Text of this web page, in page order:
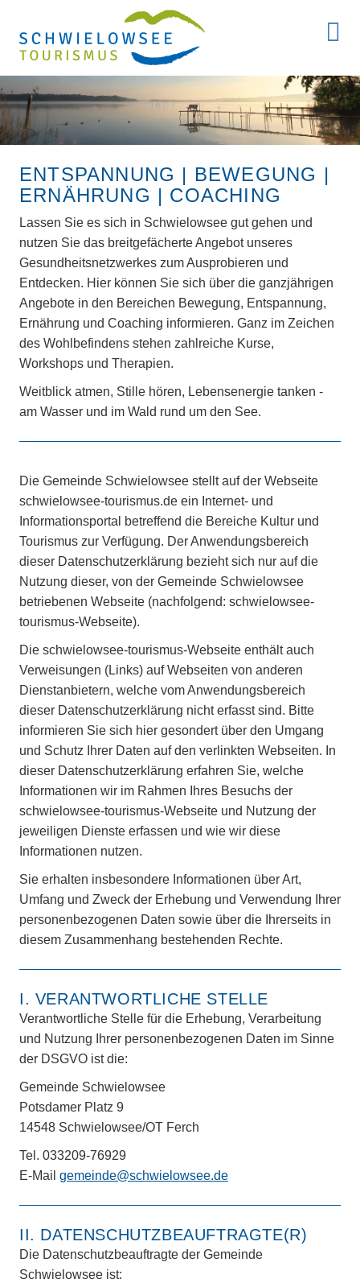
ENTSPANNUNG | BEWEGUNG |
ERNÄHRUNG | COACHING
Lassen Sie es sich in Schwielowsee gut gehen und
nutzen Sie das breitgefächerte Angebot unseres
Gesundheitsnetzwerkes zum Ausprobieren und
Entdecken. Hier können Sie sich über die ganzjährigen
Angebote in den Bereichen Bewegung, Entspannung,
Ernährung und Coaching informieren. Ganz im Zeichen
des Wohlbefindens stehen zahlreiche Kurse,
Workshops und Therapien.
Weitblick atmen, Stille hören, Lebensenergie tanken -
am Wasser und im Wald rund um den See.
Die Gemeinde Schwielowsee stellt auf der Webseite
schwielowsee-tourismus.de ein Internet- und
Informationsportal betreffend die Bereiche Kultur und
Tourismus zur Verfügung. Der Anwendungsbereich
dieser Datenschutzerklärung bezieht sich nur auf die
Nutzung dieser, von der Gemeinde Schwielowsee
betriebenen Webseite (nachfolgend: schwielowsee-
tourismus-Webseite).
Die schwielowsee-tourismus-Webseite enthält auch
Verweisungen (Links) auf Webseiten von anderen
Dienstanbietern, welche vom Anwendungsbereich
dieser Datenschutzerklärung nicht erfasst sind. Bitte
informieren Sie sich hier gesondert über den Umgang
und Schutz Ihrer Daten auf den verlinkten Webseiten. In
dieser Datenschutzerklärung erfahren Sie, welche
Informationen wir im Rahmen Ihres Besuchs der
schwielowsee-tourismus-Webseite und Nutzung der
jeweiligen Dienste erfassen und wie wir diese
Informationen nutzen.
Sie erhalten insbesondere Informationen über Art,
Umfang und Zweck der Erhebung und Verwendung Ihrer
personenbezogenen Daten sowie über die Ihrerseits in
diesem Zusammenhang bestehenden Rechte.
I. VERANTWORTLICHE STELLE
Verantwortliche Stelle für die Erhebung, Verarbeitung
und Nutzung Ihrer personenbezogenen Daten im Sinne
der DSGVO ist die:
Gemeinde Schwielowsee
Potsdamer Platz 9
14548 Schwielowsee/OT Ferch
Tel. 033209-76929
E-Mail gemeinde@schwielowsee.de
II. DATENSCHUTZBEAUFTRAGTE(R)
Die Datenschutzbeauftragte der Gemeinde
Schwielowsee ist: